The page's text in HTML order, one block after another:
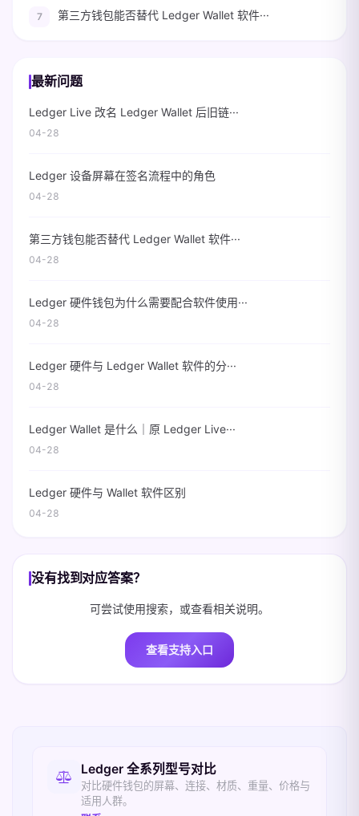
第三方钱包能否替代 Ledger Wallet 软件···
最新问题
Ledger Live 改名 Ledger Wallet 后旧链···
04-28
Ledger 设备屏幕在签名流程中的角色
04-28
第三方钱包能否替代 Ledger Wallet 软件···
04-28
Ledger 硬件钱包为什么需要配合软件使用···
04-28
Ledger 硬件与 Ledger Wallet 软件的分···
04-28
Ledger Wallet 是什么｜原 Ledger Live···
04-28
Ledger 硬件与 Wallet 软件区别
04-28
没有找到对应答案？
可尝试使用搜索，或查看相关说明。
查看支持入口
相关入口
Ledger 全系列型号对比
对比硬件钱包的屏幕、连接、材质、重量、价格与
适用人群。